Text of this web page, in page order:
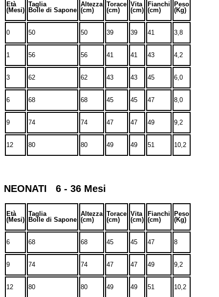
Età
(Mesi)
Taglia
Bolle di Sapone
Altezza
(cm)
Torace
(cm)
Vita
(cm)
Fianchi
(cm)
Peso
(Kg)
0 50 50 39 39 41 3,8
1 56 56 41 41 43 4,2
3 62 62 43 43 45 6,0
6 68 68 45 45 47 8,0
9 74 74 47 47 49 9,2
12 80 80 49 49 51 10,2
NEONATI 6 - 36 Mesi
Età
(Mesi)
Taglia
Bolle di Sapone
Altezza
(cm)
Torace
(cm)
Vita
(cm)
Fianchi
(cm)
Peso
(Kg)
6 68 68 45 45 47 8
9 74 74 47 47 49 9,2
12 80 80 49 49 51 10,2